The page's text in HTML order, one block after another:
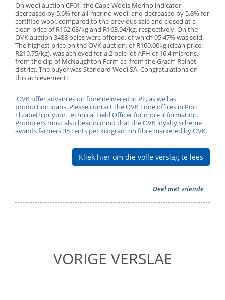
On wool auction CF01, the Cape Wools Merino indicator
decreased by 5.6% for all-merino wool, and decreased by 5.8% for
certified wool, compared to the previous sale and closed at a
clean price of R162.63/kg and R163.94/kg, respectively. On the
OVK auction 3488 bales were offered, of which 95.47% was sold.
The highest price on the OVK auction, of R160.00kg (clean price:
R219.75/kg), was achieved for a 2 bale lot AFH of 16.4 microns,
from the clip of McNaughton Farm cc, from the Graaff-Reinet
district. The buyer was Standard Wool SA. Congratulations on
this achievement!
OVK offer advances on fibre delivered in PE, as well as
production loans. Please contact the OVK Fibre offices in Port
Elizabeth or your Technical Field Officer for more information.
Producers must also bear in mind that the OVK loyalty scheme
awards farmers 35 cents per kilogram on fibre marketed by OVK.
Kliek hier om die volle verslag te lees
Deel met vriende
VORIGE VERSLAE